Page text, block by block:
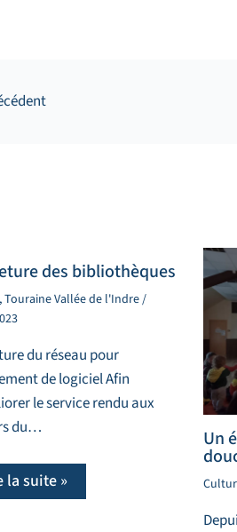
des bibliothèques
Touraine Vallée de l'Indre/
du réseau pour
de logiciel Afin
le service rendu aux
du…
la suite »
Un